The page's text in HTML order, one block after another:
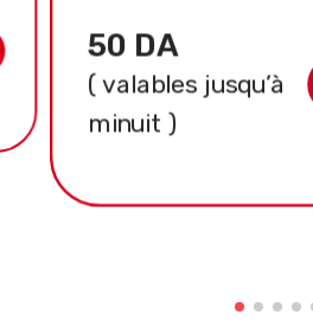
50 DA
( valables jusqu’à
minuit )